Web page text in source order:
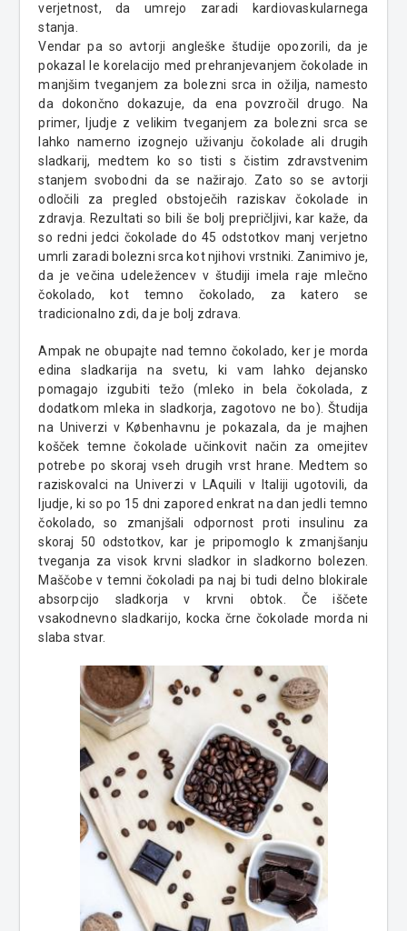
verjetnost, da umrejo zaradi kardiovaskularnega
stanja.
Vendar pa so avtorji angleške študije opozorili, da je
pokazal le korelacijo med prehranjevanjem čokolade in
manjšim tveganjem za bolezni srca in ožilja, namesto
da dokončno dokazuje, da ena povzročil drugo. Na
primer, ljudje z velikim tveganjem za bolezni srca se
lahko namerno izognejo uživanju čokolade ali drugih
sladkarij, medtem ko so tisti s čistim zdravstvenim
stanjem svobodni da se nažirajo. Zato so se avtorji
odločili za pregled obstoječih raziskav čokolade in
zdravja. Rezultati so bili še bolj prepričljivi, kar kaže, da
so redni jedci čokolade do 45 odstotkov manj verjetno
umrli zaradi bolezni srca kot njihovi vrstniki. Zanimivo je,
da je večina udeležencev v študiji imela raje mlečno
čokolado, kot temno čokolado, za katero se
tradicionalno zdi, da je bolj zdrava.
Ampak neobupajte nad temno čokolado, ker je morda
edina sladkarija na svetu, ki vam lahko dejansko
pomagajo izgubiti težo (mleko in bela čokolada, z
dodatkom mleka in sladkorja, zagotovo ne bo). Študija
na Univerzi v Københavnu je pokazala, da je majhen
košček temne čokolade učinkovit način za omejitev
potrebe po skoraj vseh drugih vrst hrane. Medtem so
raziskovalci na Univerzi v LAquili v Italiji ugotovili, da
ljudje, ki so po 15 dni zapored enkrat na dan jedli temno
čokolado, so zmanjšali odpornost proti insulinu za
skoraj 50 odstotkov, kar je pripomoglo k zmanjšanju
tveganja za visok krvni sladkor in sladkorno bolezen.
Maščobe v temni čokoladi pa naj bi tudi delno blokirale
absorpcijo sladkorja v krvni obtok. Če iščete
vsakodnevno sladkarijo, kocka črne čokolade morda ni
slaba stvar.